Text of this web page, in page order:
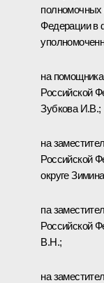
полномочных
Федерации в
на
Российской
Зубкова И.В.;
на
Российской
округе
па
Российской
В.Н.;
на